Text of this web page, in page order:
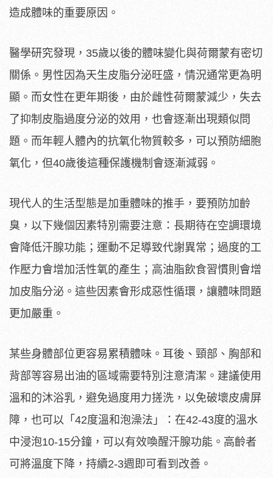
造成體味的重要原因。
醫學研究發現，35歲以後的體味變化與荷爾蒙有密切
關係。男性因為天生皮脂分泌旺盛，情況通常更為明
顯。而女性在更年期後，由於雌性荷爾蒙減少，失去
了抑制皮脂過度分泌的效用，也會逐漸出現類似問
題。而年輕人體內的抗氧化物質較多，可以預防細胞
氧化，但40歲後這種保護機制會逐漸減弱。
現代人的生活型態是加重體味的推手，要預防加齡
臭，以下幾個因素特別需要注意：長期待在空調環境
會降低汗腺功能；運動不足導致代謝異常；過度的工
作壓力會增加活性氧的產生；高油脂飲食習慣則會增
加皮脂分泌。這些因素會形成惡性循環，讓體味問題
更加嚴重。
某些身體部位更容易累積體味。耳後、頸部、胸部和
背部等容易出油的區域需要特別注意清潔。建議使用
溫和的沐浴乳，避免過度用力搓洗，以免破壞皮膚屏
障，也可以「42度溫和泡澡法」：在42-43度的溫水
中浸泡10-15分鐘，可以有效喚醒汗腺功能。高齡者
可將溫度下降，持續2-3週即可看到改善。